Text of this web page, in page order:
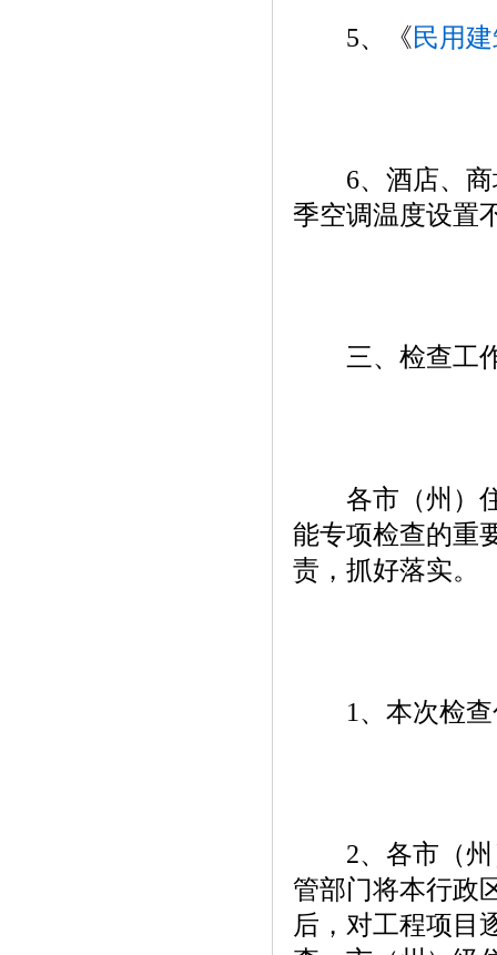
5、《民用
6、酒店、商
季空调温度设置
三、检查工
各市（州）住
能专项检查的重
责，抓好落实。
1、本次检查
2、各市（州
管部门将本行政
后，对工程项目